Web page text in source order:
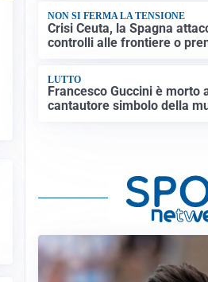
NON SI FERMA LA TENSIONE
Crisi Ceuta, la Spagna
controlli alle frontiere o
LUTTO
Francesco Guccini è morto
cantautore simbolo della